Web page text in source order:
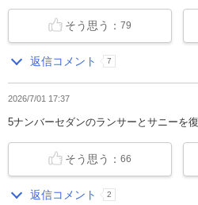
そう思う：79
返信コメント 7
2026/7/01 17:37
5ナンバーセダンのランサーとサニーを
そう思う：66
返信コメント 2